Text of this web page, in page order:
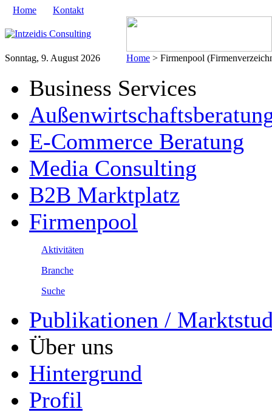
Home Kontakt
Sonntag, 9. August 2026 Home > Firmenpool
Business Services
E-Commerce Beratung
Media Consulting
B2B Marktplatz
Firmenpool
Aktivitäten
Branche
Suche
Publikationen /
Über uns
Hintergrund
Profil